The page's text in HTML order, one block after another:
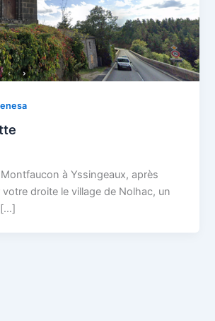
à Yssingeaux, après
droite le village de Nolhac, un
[…]